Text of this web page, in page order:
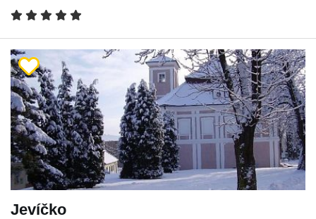
Jevíčko